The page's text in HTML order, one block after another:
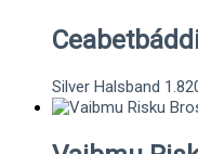
Silver Halsband